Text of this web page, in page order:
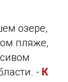
озере,
пляже,
- К